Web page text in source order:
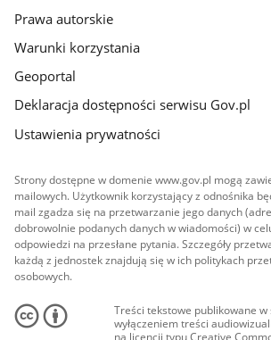
Prawa autorskie
Warunki korzystania
Geoportal
Deklaracja dostępności serwisu Gov.pl
Ustawienia prywatności
Strony dostępne w domenie www.gov.pl mogą
mailowych. Użytkownik korzystający z odnośnika
mail zgadza się na przetwarzanie jego danych
dobrowolnie podanych danych w wiadomości) w
odpowiedzi na przesłane pytania. Szczegóły
każdą z jednostek znajdują się w ich politykach
osobowych.
Treści tekstowe publikowane w
wyłączeniem treści
na licencji typu Creative